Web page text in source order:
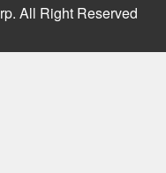
All Right Reserved